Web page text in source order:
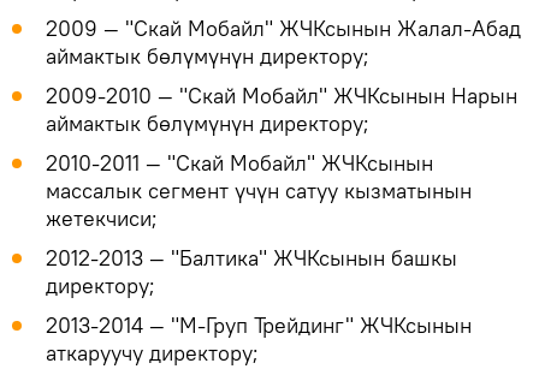
2009 — "Скай Мобайл" ЖЧКсынын Жалал-Абад
аймактык бөлүмүнүн директору;
2009-2010 ― "Скай Мобайл" ЖЧКсынын Нарын
аймактык бөлүмүнүн директору;
2010-2011 ― "Скай Мобайл" ЖЧКсынын
массалык сегмент үчүн сатуу кызматынын
жетекчиси;
2012-2013 ― "Балтика" ЖЧКсынын башкы
директору;
2013-2014 ― "М-Груп Трейдинг" ЖЧКсынын
аткаруучу директору;